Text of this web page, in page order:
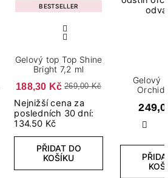
Další
BESTSELLER
Gelový top Top Shine
Bright 7,2 ml
188,30 Kč 269,00 Kč
Nejnižší cena za
posledních 30 dní:
134.50 Kč
PŘIDAT DO
KOŠÍKU
Gelový
Orchid